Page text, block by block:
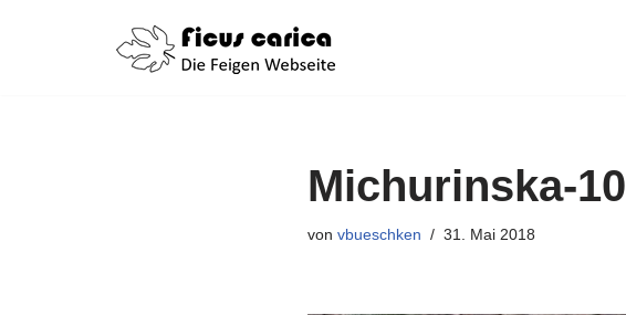
Michurinska-10
von vbueschken 31. Mai 2018